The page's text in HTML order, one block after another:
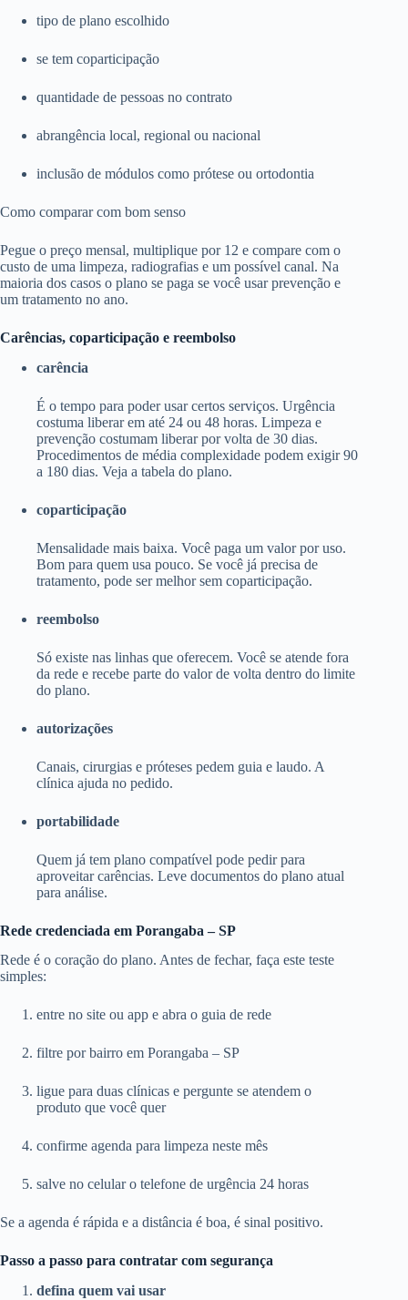
tipo de plano escolhido
se tem coparticipação
quantidade de pessoas no contrato
abrangência local, regional ou nacional
inclusão de módulos como prótese ou ortodontia
Como comparar com bom senso
Pegue o preço mensal, multiplique por 12 e compare com o
custo de uma limpeza, radiografias e um possível canal. Na
maioria dos casos o plano se paga se você usar prevenção e
um tratamento no ano.
Carências, coparticipação e reembolso
carência
É o tempo para poder usar certos serviços. Urgência
costuma liberar em até 24 ou 48 horas. Limpeza e
prevenção costumam liberar por volta de 30 dias.
Procedimentos de média complexidade podem exigir 90
a 180 dias. Veja a tabela do plano.
coparticipação
Mensalidade mais baixa. Você paga um valor por uso.
Bom para quem usa pouco. Se você já precisa de
tratamento, pode ser melhor sem coparticipação.
reembolso
Só existe nas linhas que oferecem. Você se atende fora
da rede e recebe parte do valor de volta dentro do limite
do plano.
autorizações
Canais, cirurgias e próteses pedem guia e laudo. A
clínica ajuda no pedido.
portabilidade
Quem já tem plano compatível pode pedir para
aproveitar carências. Leve documentos do plano atual
para análise.
Rede credenciada em Porangaba – SP
Rede é o coração do plano. Antes de fechar, faça este teste
simples:
entre no site ou app e abra o guia de rede
filtre por bairro em Porangaba – SP
ligue para duas clínicas e pergunte se atendem o
produto que você quer
confirme agenda para limpeza neste mês
salve no celular o telefone de urgência 24 horas
Se a agenda é rápida e a distância é boa, é sinal positivo.
Passo a passo para contratar com segurança
defina quem vai usar